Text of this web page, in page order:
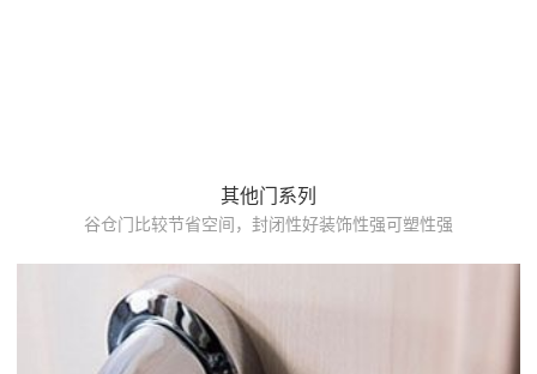
其他门系列
谷仓门比较节省空间，封闭性好装饰性强可塑性强